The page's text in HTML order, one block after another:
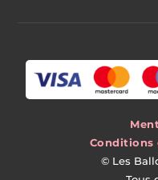
Conditions
© Les